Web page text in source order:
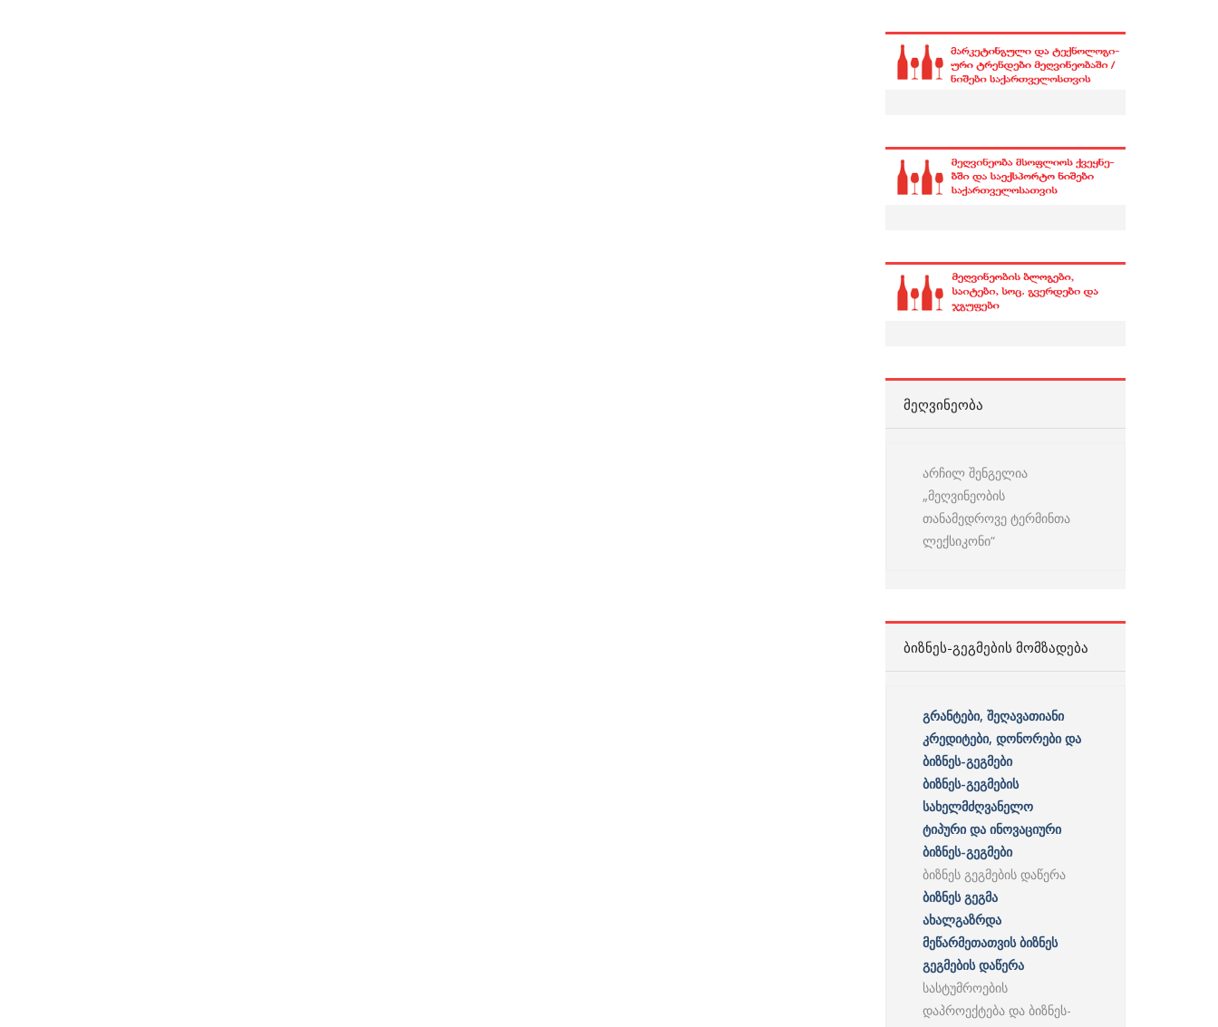
ᲛᲔᲦᲕᲘᲜᲔᲝᲑᲐ
არჩილ შენგელია
„მეღვინეობის
თანამედროვე ტერმინთა
ლექსიკონი“
ᲑᲘᲖᲜᲔᲡ-ᲒᲔᲒᲛᲔᲑᲘᲡ ᲛᲝᲛᲖᲐᲓᲔᲑᲐ
გრანტები, შეღავათიანი
კრედიტები, დონორები და
ბიზნეს-გეგმები
ბიზნეს-გეგმების
სახელმძღვანელო
ტიპური და ინოვაციური
ბიზნეს-გეგმები
ბიზნეს გეგმების დაწერა
ბიზნეს გეგმა
ახალგაზრდა
მეწარმეთათვის ბიზნეს
გეგმების დაწერა
სასტუმროების
დაპროექტება და ბიზნეს-